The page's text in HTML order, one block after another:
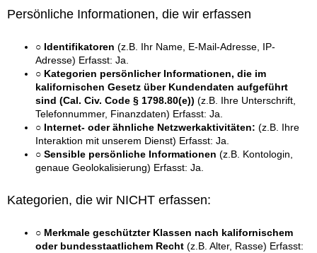
Persönliche Informationen, die wir erfassen
○ Identifikatoren (z.B. Ihr Name, E-Mail-Adresse, IP-
Adresse) Erfasst: Ja.
○ Kategorien persönlicher Informationen, die im
kalifornischen Gesetz über Kundendaten aufgeführt
sind (Cal. Civ. Code § 1798.80(e)) (z.B. Ihre Unterschrift,
Telefonnummer, Finanzdaten) Erfasst: Ja.
○ Internet- oder ähnliche Netzwerkaktivitäten: (z.B. Ihre
Interaktion mit unserem Dienst) Erfasst: Ja.
○ Sensible persönliche Informationen (z.B. Kontologin,
genaue Geolokalisierung) Erfasst: Ja.
Kategorien, die wir NICHT erfassen:
○ Merkmale geschützter Klassen nach kalifornischem
oder bundesstaatlichem Recht (z.B. Alter, Rasse) Erfasst: